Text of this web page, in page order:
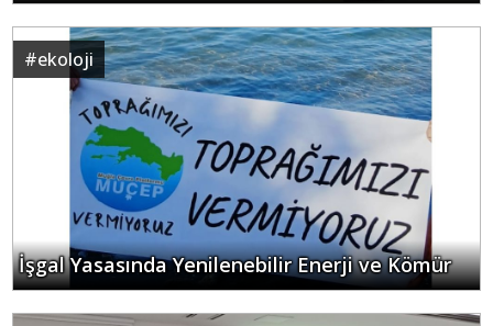
#ekoloji
İşgal Yasasında Yenilenebilir Enerji ve Kömür